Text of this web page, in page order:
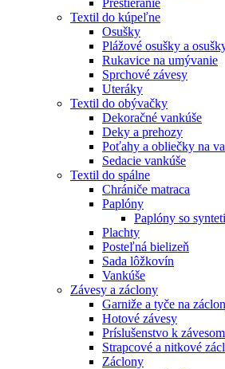
Textil do kúpeľne
Osušky
Plážové osušky a
Rukavice na umývanie
Sprchové závesy
Uteráky
Textil do obývačky
Dekoračné vankúše
Deky a prehozy
Poťahy a obliečky na
Sedacie vankúše
Textil do spálne
Chrániče matraca
Paplóny
Paplóny so
Plachty
Posteľná bielizeň
Sada lôžkovín
Vankúše
Závesy a záclony
Garniže a tyče na
Hotové závesy
Príslušenstvo k závesom
Strapcové a nitkové
Záclony